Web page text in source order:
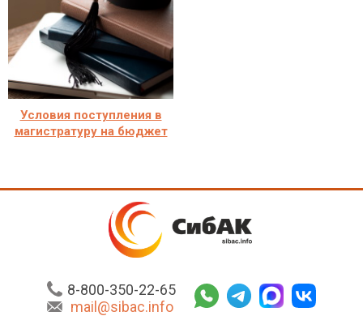
Условия поступления в
магистратуру на бюджет
8-800-350-22-65
mail@sibac.info